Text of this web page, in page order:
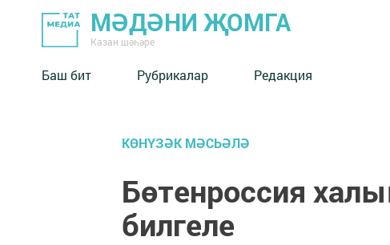
МӘДӘНИ ҖОМГА
Казан шәһәре
Баш бит Рубрикалар Редакция
КӨНҮЗӘК МӘСЬӘЛӘ
Бөтенроссия
билгеле